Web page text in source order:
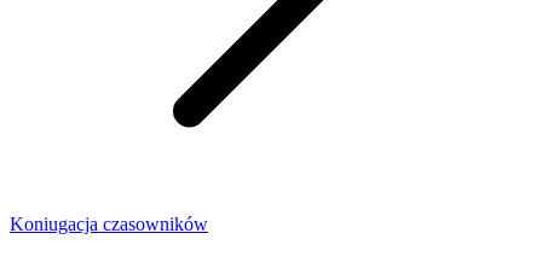
Koniugacja czasowników